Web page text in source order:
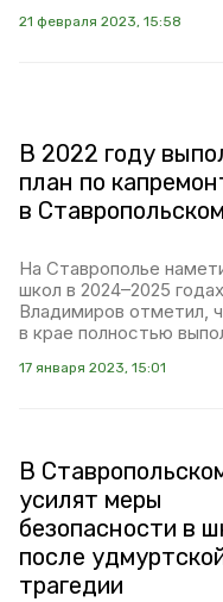
21 февраля 2023, 15:58
В 2022 году
план по
в
На Ставрополье
школ в 2024–2025
Владимиров отметил,
в крае полностью
17 января 2023, 15:01
В
усилят меры
безопасности в
после
трагедии